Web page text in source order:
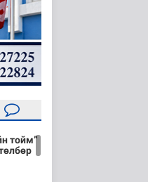
тойм”